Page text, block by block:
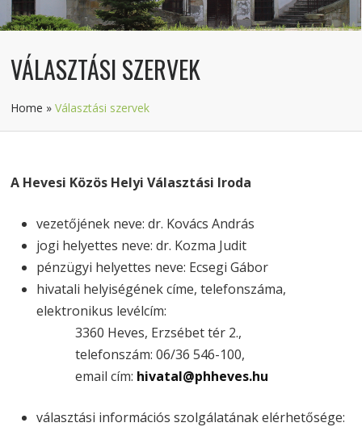
VÁLASZTÁSI SZERVEK
Home »Választási szervek
A Hevesi Közös Helyi Választási Iroda
vezetőjének neve: dr. Kovács András
jogi helyettes neve: dr. Kozma Judit
pénzügyi helyettes neve: Ecsegi Gábor
hivatali helyiségének címe, telefonszáma,
elektronikus levélcím:
3360 Heves, Erzsébet tér 2.,
telefonszám: 06/36 546-100,
email cím: hivatal@phheves.hu
választási információs szolgálatának elérhetősége: